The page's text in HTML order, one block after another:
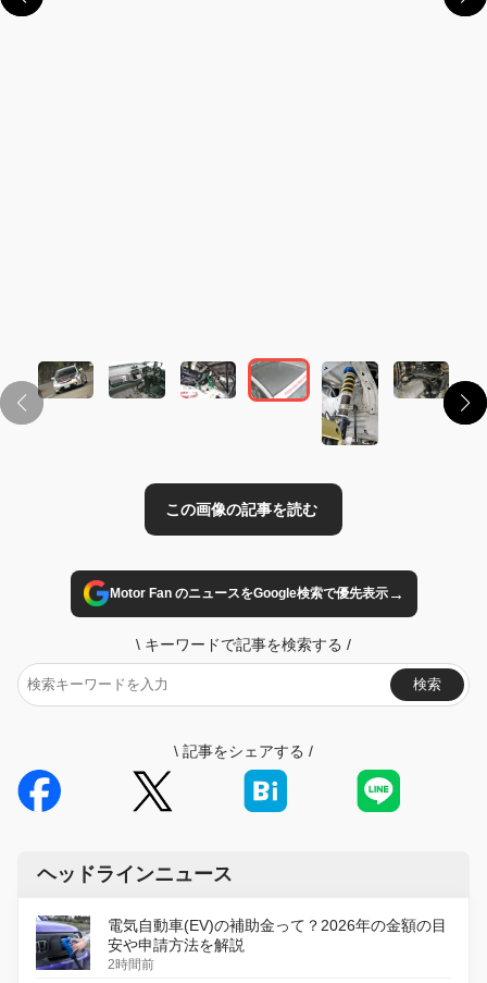
Motor Fan のニュースをGoogle検索で優先表示→
\ キーワードで記事を検索する /
検索
\ 記事をシェアする /
ヘッドラインニュース
電気自動車(EV)の補助金って？2026年の金額の目
安や申請方法を解説
2時間前